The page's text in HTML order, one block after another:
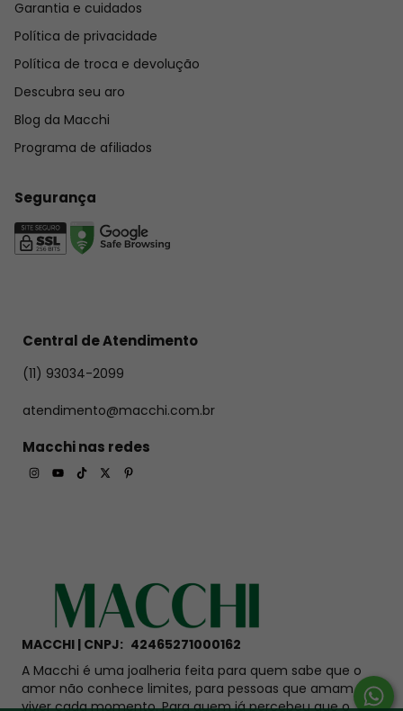
Garantia e cuidados
Política de privacidade
Política de troca e devolução
Descubra seu aro
Blog da Macchi
Programa de afiliados
Segurança
Central de Atendimento
(11) 93034-2099
atendimento@macchi.com.br
Macchi nas redes
MACCHI | CNPJ: 42465271000162
A Macchi é uma joalheria feita para quem sabe que o
amor não conhece limites, para pessoas que amam
viver cada momento. Para quem já percebeu que o